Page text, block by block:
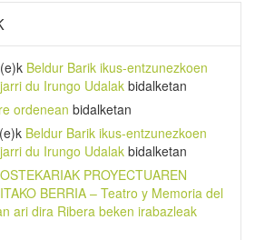
(e)k Beldur Barik ikus-entzunezkoen
du Irungo Udalak bidalketan
ordenean bidalketan
(e)k Beldur Barik ikus-entzunezkoen
du Irungo Udalak bidalketan
PROYECTUAREN
BERRIA – Teatro y Memoria del
ari dira Ribera beken irabazleak